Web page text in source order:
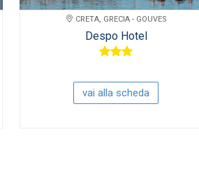
CRETA, GRECIA - GOUVES
Despo Hotel
vai alla scheda